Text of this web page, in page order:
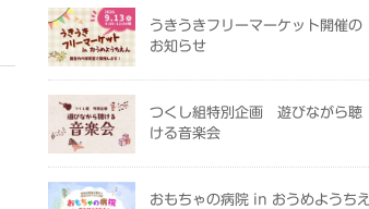
うきうきフリーマーケット開催の
お知らせ
つくし組特別企画 遊びながら聴
ける音楽会
おもちゃの病院 in おうめようちえ